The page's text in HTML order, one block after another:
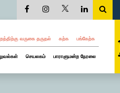
வருகை தருதல் கற்க பங்கேற்க
செயலகம் பாராளுமன்ற நேரலை